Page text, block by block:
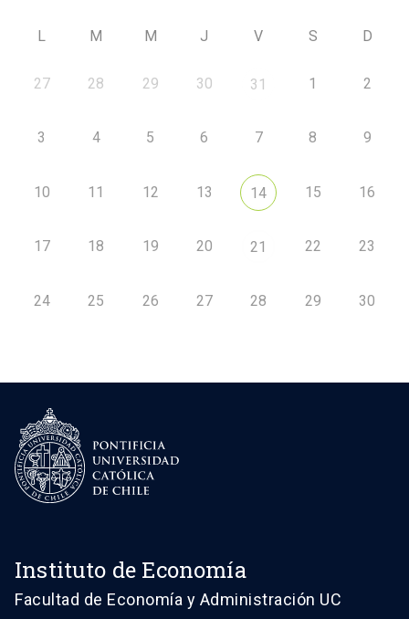
L M M J V S D
27 28 29 30 31 1 2
3 4 5 6 7 8 9
10 11 12 13 14 15 16
17 18 19 20 21 22 23
24 25 26 27 28 29 30
Instituto de Economía
Facultad de Economía y Administración UC